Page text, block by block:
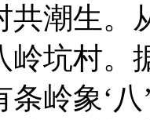
共潮生。
岭坑村。
岭象‘